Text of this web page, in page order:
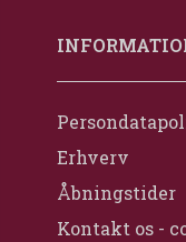
Erhverv
Åbningstider
Kontakt os -